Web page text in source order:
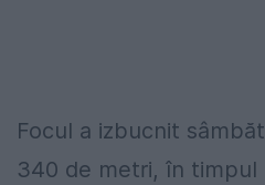
Focul a izbucnit
340 de metri, în timpul